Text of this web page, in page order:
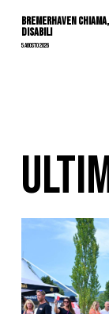
Bremerhaven
Disabili
5 Agosto 2026